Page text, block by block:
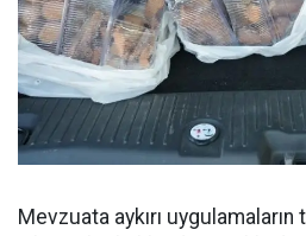
Mevzuata aykırı